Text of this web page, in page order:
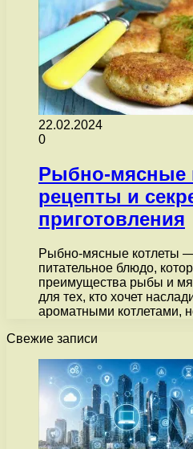
22.02.2024
0
Рыбно-мясные
рецепты и
приготовления
Рыбно-мясные котлеты —
питательное блюдо,
преимущества рыбы и
для тех, кто хочет
ароматными котлетами,
Свежие записи